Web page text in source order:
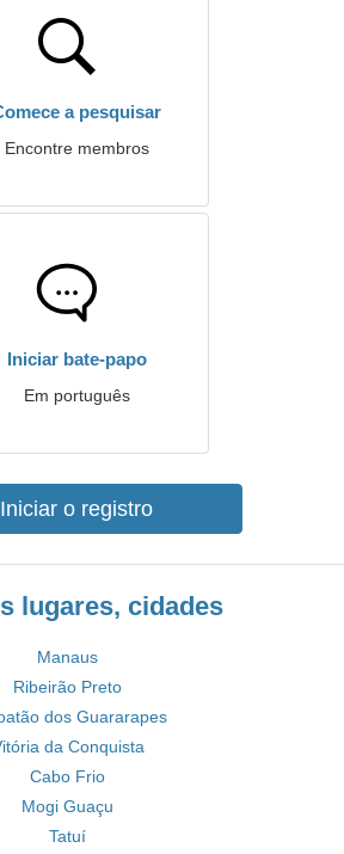
a pesquisar
Encontre membros
Iniciar bate-papo
Em português
Iniciar o registro
lugares, cidades
Manaus
Ribeirão Preto
dos Guararapes
da Conquista
Cabo Frio
Mogi Guaçu
Tatuí